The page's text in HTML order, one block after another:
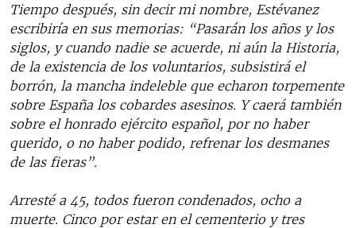
Tiempo después, sin decir mi nombre, Estévanez
escribiría en sus memorias: “Pasarán los años y los
siglos, y cuando nadie se acuerde, ni aún la Historia,
de la existencia de los voluntarios, subsistirá el
borrón, la mancha indeleble que echaron torpemente
sobre España los cobardes asesinos. Y caerá también
sobre el honrado ejército español, por no haber
querido, o no haber podido, refrenar los desmanes
de las fieras”.
Arresté a 45, todos fueron condenados, ocho a
muerte. Cinco por estar en el cementerio y tres